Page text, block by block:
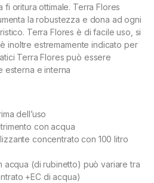
oritura ottimale. Terra Flores
la robustezza e dona ad ogni
Terra Flores è di facile uso, si
inoltre estremamente indicato per
Terra Flores può essere
esterna e interna
dell’uso
con acqua
concentrato con 100 litro
acqua (di rubinetto) può variare tra
+EC di acqua)